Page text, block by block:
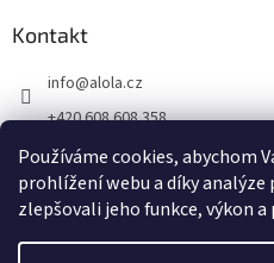
Používáme cookies, abychom
prohlížení webu a díky
zlepšovali jeho funkce, výkon
Kontakt
info@alola.cz
+420 608 608 358
https://www.facebook.com/
alola.cz/